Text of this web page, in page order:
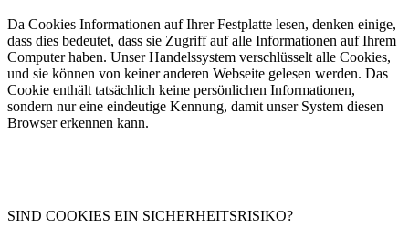
Da Cookies Informationen auf Ihrer Festplatte lesen, denken einige,
dass dies bedeutet, dass sie Zugriff auf alle Informationen auf Ihrem
Computer haben. Unser Handelssystem verschlüsselt alle Cookies,
und sie können von keiner anderen Webseite gelesen werden. Das
Cookie enthält tatsächlich keine persönlichen Informationen,
sondern nur eine eindeutige Kennung, damit unser System diesen
Browser erkennen kann.
SIND COOKIES EIN SICHERHEITSRISIKO?